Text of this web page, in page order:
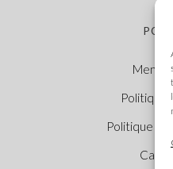
Politique
Politique de
Canal